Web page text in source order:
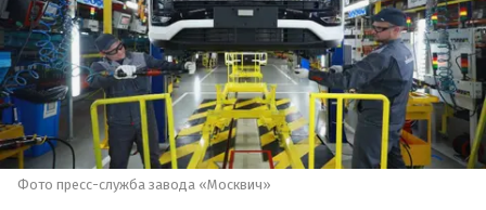
Фото пресс-служба завода «Москвич»